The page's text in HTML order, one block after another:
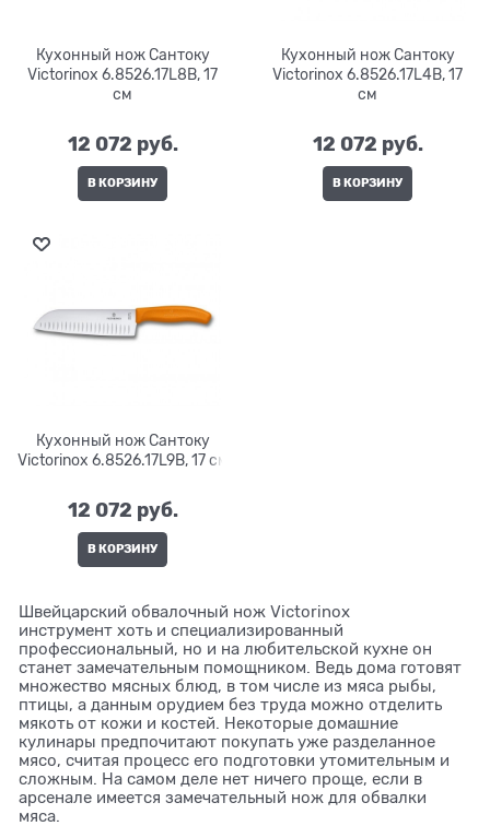
Кухонный нож Сантоку
Victorinox 6.8526.17L8B, 17
см
12 072 руб.
В КОРЗИНУ
Кухонный нож Сантоку
Victorinox 6.8526.17L4B, 17
см
12 072 руб.
В КОРЗИНУ
Кухонный нож Сантоку
Victorinox 6.8526.17L9B, 17 см
12 072 руб.
В КОРЗИНУ
Швейцарский обвалочный нож Victorinox
инструмент хоть и специализированный
профессиональный, но и на любительской кухне он
станет замечательным помощником. Ведь дома готовят
множество мясных блюд, в том числе из мяса рыбы,
птицы, а данным орудием без труда можно отделить
мякоть от кожи и костей. Некоторые домашние
кулинары предпочитают покупать уже разделанное
мясо, считая процесс его подготовки утомительным и
сложным. На самом деле нет ничего проще, если в
арсенале имеется замечательный нож для обвалки
мяса.